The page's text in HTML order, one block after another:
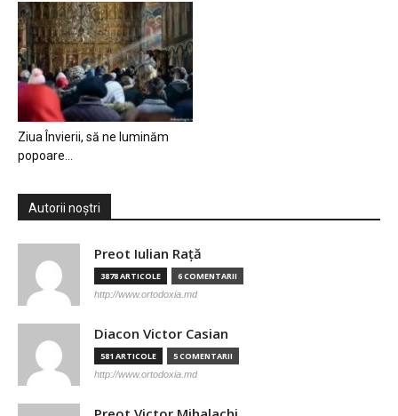
Ziua Învierii, să ne luminăm
popoare…
Autorii noștri
Preot Iulian Raţă
3878 ARTICOLE 6 COMENTARII
http://www.ortodoxia.md
Diacon Victor Casian
581 ARTICOLE 5 COMENTARII
http://www.ortodoxia.md